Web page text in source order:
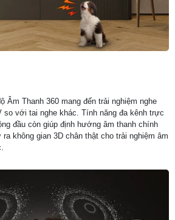
Âm Thanh 360 mang đến trải nghiệm nghe
với tai nghe khác. Tính năng đa kênh trực
đầu còn giúp định hướng âm thanh chính
không gian 3D chân thật cho trải nghiệm âm